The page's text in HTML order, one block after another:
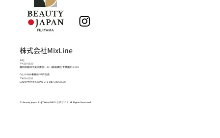
株式会社MixLine
本社
〒420-0839
静岡県静岡市葵区鷹匠1-12-1静鉄鷹匠 青葉園ビル502
FUJIYAMA事務局/甲府支店
〒400-0031
山梨県甲府市丸の内2-2-1 1階 CROSS500
© Beauty Japan FUJIYAMA/NEO 公式サイト All Rights Reserved.